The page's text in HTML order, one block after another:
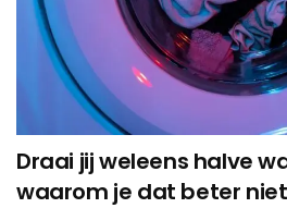
Draai jij weleens halve
waarom je dat beter